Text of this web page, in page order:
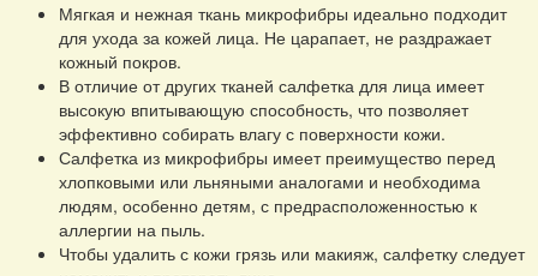
Мягкая и нежная ткань микрофибры идеально подходит
для ухода за кожей лица. Не царапает, не раздражает
кожный покров.
В отличие от других тканей салфетка для лица имеет
высокую впитывающую способность, что позволяет
эффективно собирать влагу с поверхности кожи.
Салфетка из микрофибры имеет преимущество перед
хлопковыми или льняными аналогами и необходима
людям, особенно детям, с предрасположенностью к
аллергии на пыль.
Чтобы удалить с кожи грязь или макияж, салфетку следует